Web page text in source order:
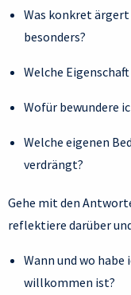
Was konkret
besonders?
Welche
Wofür bewundere
Welche eigenen
verdrängt?
Gehe mit den
reflektiere darüber
Wann und wo
willkommen ist?